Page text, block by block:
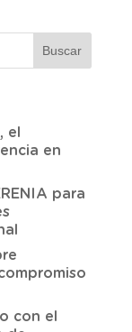
el
en
para
con el